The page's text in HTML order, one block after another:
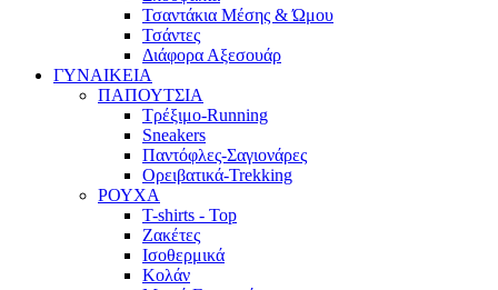
Τσαντάκια Μέσης & Ώμου
Τσάντες
Διάφορα Αξεσουάρ
ΓΥΝΑΙΚΕΙΑ
ΠΑΠΟΥΤΣΙΑ
Τρέξιμο-Running
Sneakers
Παντόφλες-Σαγιονάρες
Ορειβατικά-Trekking
ΡΟΥΧΑ
T-shirts - Top
Ζακέτες
Ισοθερμικά
Κολάν